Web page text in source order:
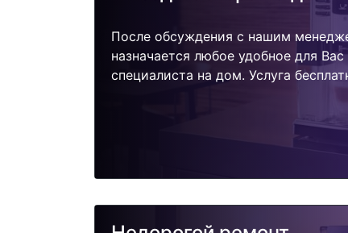
После обсуждения с нашим
назначается любое удобное для
специалиста на дом. Услуга